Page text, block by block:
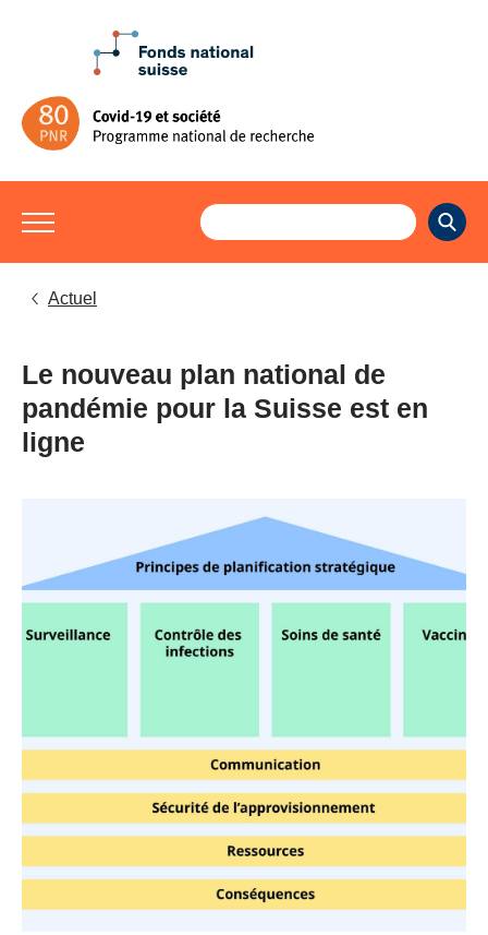
Actuel
Le nouveau plan national de
pandémie pour la Suisse est en
ligne